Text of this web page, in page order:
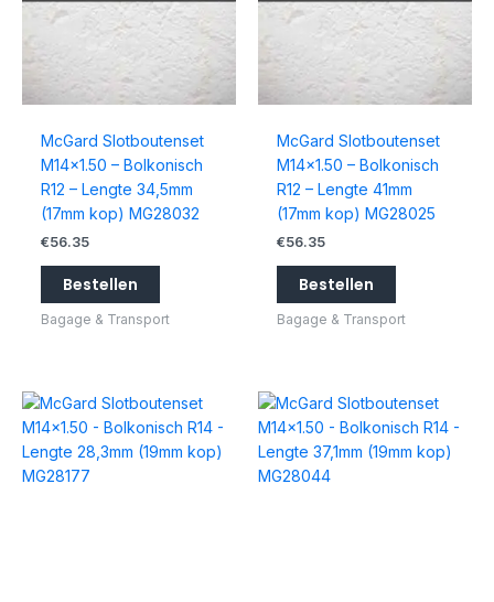
McGard Slotboutenset
M14x1.50 – Bolkonisch
R12 – Lengte 34,5mm
(17mm kop) MG28032
€56.35
Bestellen
Bagage & Transport
McGard Slotboutenset
M14x1.50 – Bolkonisch
R12 – Lengte 41mm
(17mm kop) MG28025
€56.35
Bestellen
Bagage & Transport